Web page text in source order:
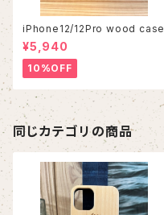
iPhone12/12Pro wood case
¥5,940
10%OFF
同じカテゴリの商品